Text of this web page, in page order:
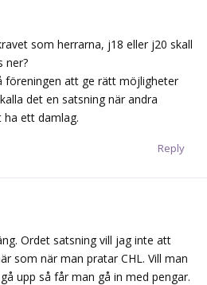
som herrarna, j18 eller j20 skall
ner?
föreningen att ge rätt möjligheter
det en satsning när andra
ett damlag.
Reply
Ordet satsning vill jag inte att
som när man pratar CHL. Vill man
upp så får man gå in med pengar.